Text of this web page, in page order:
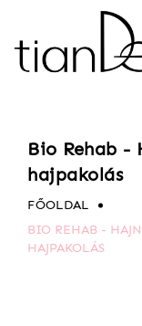
Bio Rehab -
hajpakolás
FŐOLDAL
BIO REHAB -
HAJPAKOLÁS